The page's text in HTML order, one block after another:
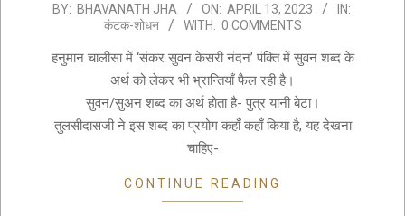
2023-
13
BY: BHAVANATH JHA ON: APRIL 13, 2023
IN:
कंटक-शोधन
WITH: 0 COMMENTS
हनुमान चालीसा में ‘संकर सुवन केसरी नंदन’ पंक्ति में सुवन शब्द के
अर्थ को लेकर भी भ्रान्तियाँ फैल रही है।
सुवन/सुअन शब्द का अर्थ होता है- पुत्र यानी बेटा।
तुलसीदासजी ने इस शब्द का प्रयोग कहाँ कहाँ किया है, यह देखना
चाहिए-
CONTINUE READING